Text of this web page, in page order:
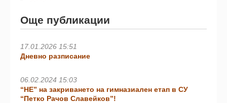
Още публикации
17.01.2026 15:51
Дневно разписание
06.02.2024 15:03
“НЕ” на закриването на гимназиален етап в СУ
“Петко Рачов Славейков”!